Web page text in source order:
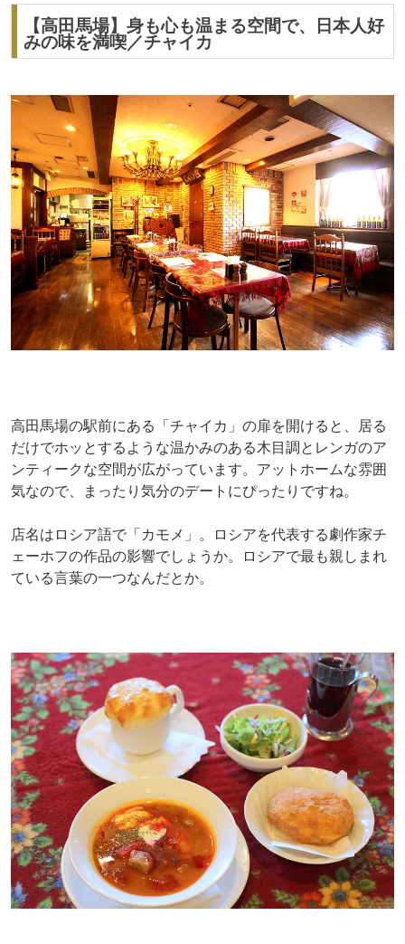
【高田馬場】身も心も温まる空間で、日本人好
みの味を満喫／チャイカ
高田馬場の駅前にある「チャイカ」の扉を開けると、居る
だけでホッとするような温かみのある木目調とレンガのア
ンティークな空間が広がっています。アットホームな雰囲
気なので、まったり気分のデートにぴったりですね。
店名はロシア語で「カモメ」。ロシアを代表する劇作家チ
ェーホフの作品の影響でしょうか。ロシアで最も親しまれ
ている言葉の一つなんだとか。